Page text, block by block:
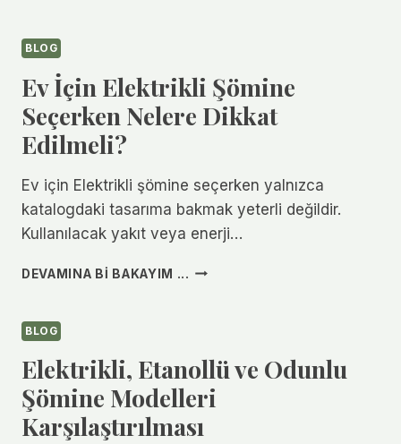
BLOG
Ev İçin Elektrikli Şömine
Seçerken Nelere Dikkat
Edilmeli?
Ev için Elektrikli şömine seçerken yalnızca
katalogdaki tasarıma bakmak yeterli değildir.
Kullanılacak yakıt veya enerji…
DEVAMINA BI BAKAYIM ... EV
NELERE
DIKKAT
EDILMELI?
BLOG
Elektrikli, Etanollü ve Odunlu
Şömine Modelleri
Karşılaştırılması